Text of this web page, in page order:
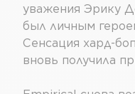
уважения Эрику
был личным
Сенсация хард-
вновь получила